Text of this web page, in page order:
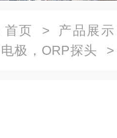
首页 > 产品展示
极，ORP探头 >